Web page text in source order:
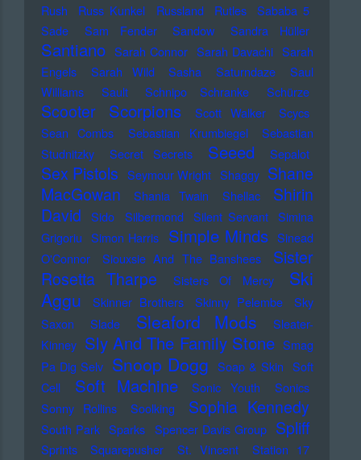
Rush
Russ Kunkel Russland Rutles
Sababa 5
Sade
Sam Fender Sandow Sandra Hüller
Santiano Sarah Connor Sarah Davachi Sarah
Engels
Sarah Wild Sasha Saturndaze
Saul
Williams
Sault Schnipo Schranke Schürze
Scooter Scorpions Scott Walker
Scycs
Sean Combs
Sebastian Krumbiegel
Sebastian
Studnitzky
Secret Secrets Seeed Sepalot
Sex Pistols Seymour Wright Shaggy Shane
MacGowan
Shania Twain Shellac
Shirin
David
Sido Silbermond Silent Servant Simina
Grigoriu Simon Harris Simple Minds Sinead
O'Connor
Siouxsie And The Banshees
Sister
Rosetta Tharpe
Sisters Of Mercy
Ski
Aggu
Skinner Brothers Skinny Pelembe
Sky
Saxon
Slade Sleaford Mods
Sleater-
Kinney Sly And The Family Stone Smag
Pa Dig Selv Snoop Dogg Soap & Skin Soft
Cell
Soft Machine Sonic Youth
Sonics
Sonny Rollins
Soolking Sophia Kennedy
South Park Sparks Spencer Davis Group Spliff
Sprints Squarepusher St. Vincent
Station 17